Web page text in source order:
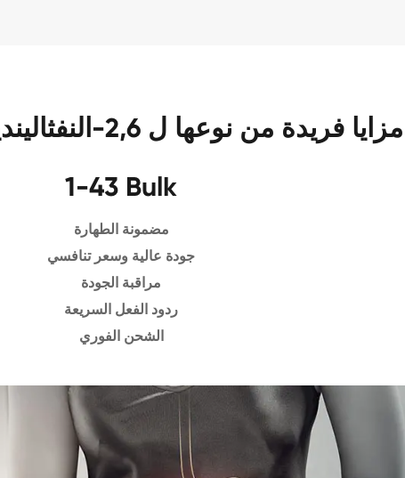
43-1 Bulk
مضمونة الطهارة
جودة عالية وسعر تنافسي
مراقبة الجودة
ردود الفعل السريعة
الشحن الفوري